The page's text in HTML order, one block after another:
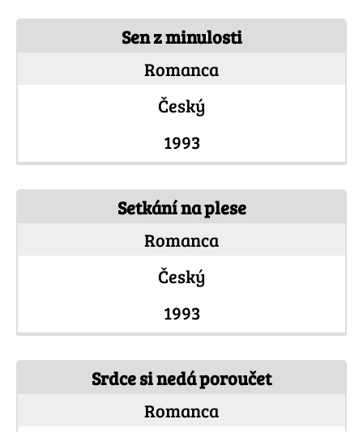
Sen z minulosti
Romanca
Český
1993
Setkání na plese
Romanca
Český
1993
Srdce si nedá poroučet
Romanca